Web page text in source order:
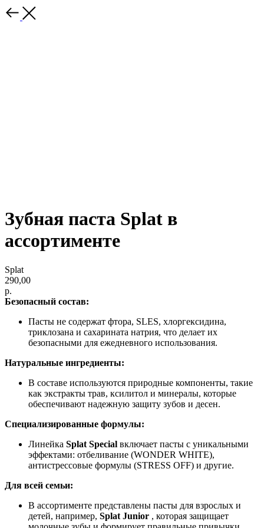
Зубная паста Splat в
ассортименте
Splat
290,00
р.
Безопасный состав:
Пасты не содержат фтора, SLES, хлоргексидина,
триклозана и сахарината натрия, что делает их
безопасными для ежедневного использования.
Натуральные ингредиенты:
В составе используются природные компоненты, такие
как экстракты трав, ксилитол и минералы, которые
обеспечивают надежную защиту зубов и десен.
Специализированные формулы:
Линейка Splat Special включает пасты с уникальными
эффектами: отбеливание (WONDER WHITE),
антистрессовые формулы (STRESS OFF) и другие.
Для всей семьи:
В ассортименте представлены пасты для взрослых и
детей, например, Splat Junior , которая защищает